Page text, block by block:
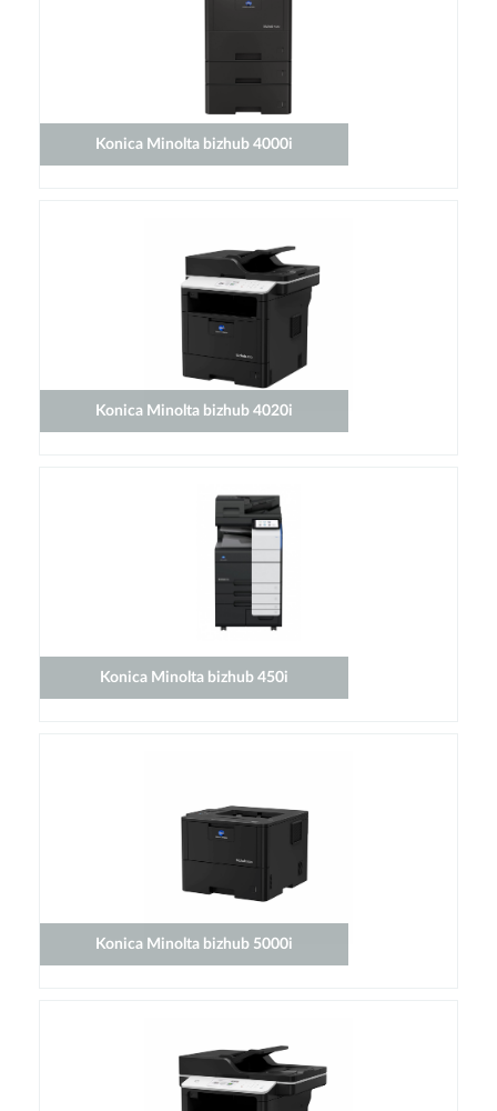
Konica Minolta bizhub 4000i
Konica Minolta bizhub 4020i
Konica Minolta bizhub 450i
Konica Minolta bizhub 5000i